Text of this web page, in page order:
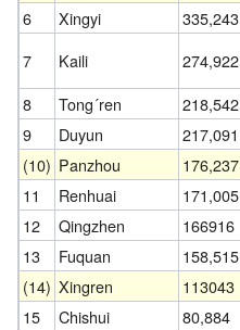
6 Xingyi 335,243
7 Kaili 274,922
8 Tong´ren 218,542
9
Duyun 217,091
(10) Panzhou 176,237
11 Renhuai 171,005
12 Qingzhen 166916
13 Fuquan 158,515
(14) Xingren 113043
15 Chishui 80,884